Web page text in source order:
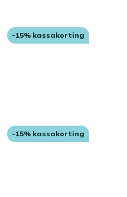
-15% kassakorting
-15% kassakorting